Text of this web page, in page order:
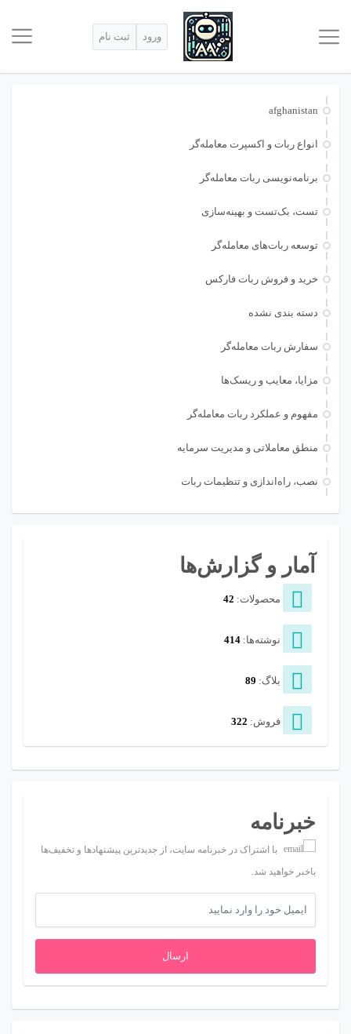
ورود ثبت نام
afghanistan
انواع ربات و اکسپرت معامله‌گر
برنامه‌نویسی ربات معامله‌گر
تست، بک‌تست و بهینه‌سازی
توسعه ربات‌های معامله‌گر
خرید و فروش ربات فارکس
دسته بندی نشده
سفارش ربات معامله‌گر
مزایا، معایب و ریسک‌ها
مفهوم و عملکرد ربات معامله‌گر
منطق معاملاتی و مدیریت سرمایه
نصب، راه‌اندازی و تنظیمات ربات
آمار و گزارش‌ها
محصولات: 42
نوشته‌ها: 414
بلاگ: 89
فروش: 322
خبرنامه
با اشتراک در خبرنامه سایت، از جدیدترین پیشنهادها و تخفیف‌ها
باخبر خواهید شد.
ارسال